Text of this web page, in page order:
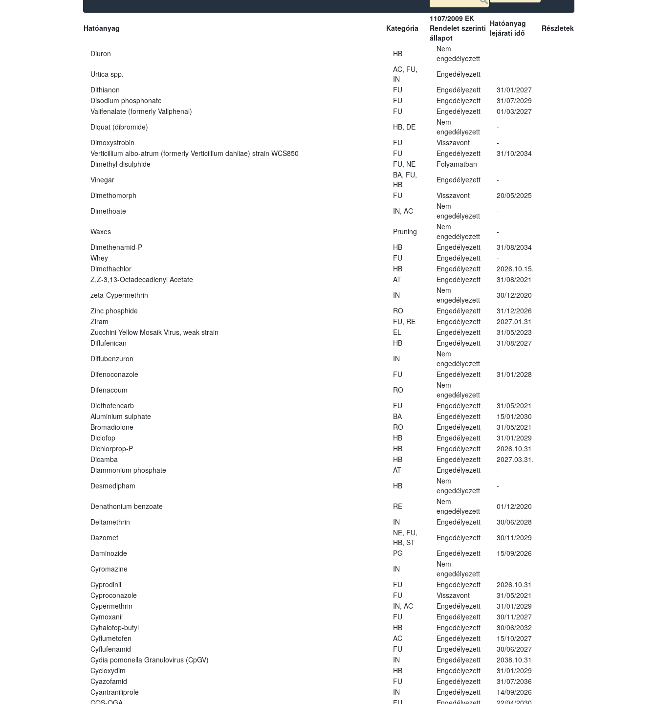
Hatóanyag Kategória
1107/2009 EK
Rendelet szerinti
állapot
Hatóanyag
lejárati idő
Részletek
Diuron HB
Nem
engedélyezett
Urtica spp.
AC, FU,
IN
Engedélyezett
-
Dithianon
FU Engedélyezett
31/01/2027
Disodium phosphonate
FU Engedélyezett
31/07/2029
Valifenalate (formerly Valiphenal)
FU Engedélyezett
01/03/2027
Diquat (dibromide)
HB, DE
Nem
engedélyezett
-
Dimoxystrobin
FU Visszavont
-
Verticillium albo-atrum (formerly Verticillium dahliae) strain WCS850
FU Engedélyezett
31/10/2034
Dimethyl disulphide
FU, NE Folyamatban
-
Vinegar
BA, FU,
HB
Engedélyezett
-
Dimethomorph
FU Visszavont
20/05/2025
Dimethoate
IN, AC
Nem
engedélyezett
-
Waxes Pruning
Nem
engedélyezett
-
Dimethenamid-P
HB Engedélyezett
31/08/2034
Whey
FU Engedélyezett
-
Dimethachlor
HB Engedélyezett
2026.10.15.
Z,Z-3,13-Octadecadienyl Acetate
AT Engedélyezett
31/08/2021
zeta-Cypermethrin
IN
Nem
engedélyezett
30/12/2020
Zinc phosphide
RO Engedélyezett
31/12/2026
Ziram
FU, RE Engedélyezett
2027.01.31
Zucchini Yellow Mosaik Virus, weak strain
EL Engedélyezett
31/05/2023
Diflufenican
HB Engedélyezett
31/08/2027
Diflubenzuron
IN
Nem
engedélyezett
Difenoconazole
FU Engedélyezett
31/01/2028
Difenacoum
RO
Nem
engedélyezett
Diethofencarb
FU Engedélyezett
31/05/2021
Aluminium sulphate
BA Engedélyezett
15/01/2030
Bromadiolone
RO Engedélyezett
31/05/2021
Diclofop
HB Engedélyezett
31/01/2029
Dichlorprop-P
HB Engedélyezett
2026.10.31
Dicamba
HB Engedélyezett
2027.03.31.
Diammonium phosphate
AT Engedélyezett
-
Desmedipham
HB
Nem
engedélyezett
-
Denathonium benzoate RE
Nem
engedélyezett
01/12/2020
Deltamethrin
IN Engedélyezett
30/06/2028
Dazomet
NE, FU,
HB, ST
Engedélyezett
30/11/2029
Daminozide
PG Engedélyezett
15/09/2026
Cyromazine
IN
Nem
engedélyezett
Cyprodinil
FU Engedélyezett
2026.10.31
Cyproconazole
FU Visszavont
31/05/2021
Cypermethrin
IN, AC Engedélyezett
31/01/2029
Cymoxanil
FU Engedélyezett
30/11/2027
Cyhalofop-butyl
HB Engedélyezett
30/06/2032
Cyflumetofen
AC Engedélyezett
15/10/2027
Cyflufenamid
FU Engedélyezett
30/06/2027
Cydia pomonella Granulovirus (CpGV)
IN Engedélyezett
2038.10.31
Cycloxydim
HB Engedélyezett
31/01/2029
Cyazofamid
FU Engedélyezett
31/07/2036
Cyantraniliprole
IN Engedélyezett
14/09/2026